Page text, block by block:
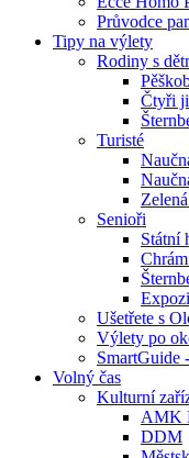
Průvodce
Tipy na výlety
Rodiny s
Čtyři
Turisté
Senioři
Státní
Ušetřete s
Výlety po
SmartGuide
Volný čas
Kulturní
AMK
DDM